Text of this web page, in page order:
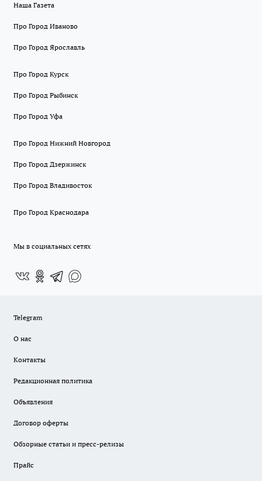
Наша Газета
Про Город Иваново
Про Город Ярославль
Про Город Курск
Про Город Рыбинск
Про Город Уфа
Про Город Нижний Новгород
Про Город Дзержинск
Про Город Владивосток
Про Город Краснодара
Мы в социальных сетях
Telegram
О нас
Контакты
Редакционная политика
Объявления
Договор оферты
Обзорные статьи и пресс-релизы
Прайс